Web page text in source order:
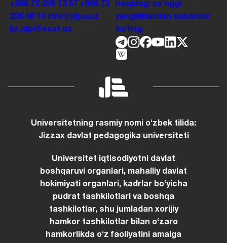
+998 72 226 13 57 +998 72
226 68 10
info@jdpu.uz
jiz.jdpi@exat.uz
haqidagi soʻnggi
yangiliklardan xabardor
boʻling.
Universitetning rasmiy nomi oʻzbek tilida:
Jizzax davlat pedagogika universiteti
Universitet iqtisodiyotni davlat
boshqaruvi organlari, mahalliy davlat
hokimiyati organlari, kadrlar boʻyicha
pudrat tashkilotlari va boshqa
tashkilotlar, shu jumladan xorijiy
hamkor tashkilotlar bilan oʻzaro
hamkorlikda oʻz faoliyatini amalga